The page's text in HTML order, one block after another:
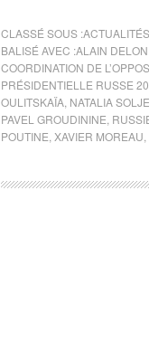
CLASSÉ SOUS :ACTUALITÉS
BALISÉ AVEC :ALAIN
COORDINATION DE
PRÉSIDENTIELLE RUSSE
OULITSKAÏA NATALIA
PAVEL GROUDININE
POUTINE XAVIER MOREAU